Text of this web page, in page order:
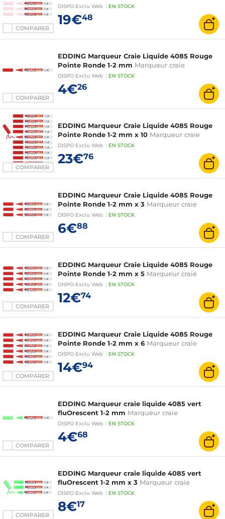
COMPARER
DISPO Exclu Web : EN STOCK
19€48
COMPARER
EDDING Marqueur Craie Liquide 4085 Rouge
Pointe Ronde 1-2 mm Marqueur craie
DISPO Exclu Web : EN STOCK
4€26
COMPARER
EDDING Marqueur Craie Liquide 4085 Rouge
Pointe Ronde 1-2 mm x 10 Marqueur craie
DISPO Exclu Web : EN STOCK
23€76
COMPARER
EDDING Marqueur Craie Liquide 4085 Rouge
Pointe Ronde 1-2 mm x 3 Marqueur craie
DISPO Exclu Web : EN STOCK
6€88
COMPARER
EDDING Marqueur Craie Liquide 4085 Rouge
Pointe Ronde 1-2 mm x 5 Marqueur craie
DISPO Exclu Web : EN STOCK
12€74
COMPARER
EDDING Marqueur Craie Liquide 4085 Rouge
Pointe Ronde 1-2 mm x 6 Marqueur craie
DISPO Exclu Web : EN STOCK
14€94
COMPARER
EDDING Marqueur craie liquide 4085 vert
fluOrescent 1-2 mm Marqueur craie
DISPO Exclu Web : EN STOCK
4€68
COMPARER
EDDING Marqueur craie liquide 4085 vert
fluOrescent 1-2 mm x 3 Marqueur craie
DISPO Exclu Web : EN STOCK
8€17